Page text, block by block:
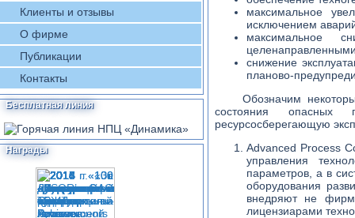
Клиенты и отзывы
О фирме
Публикации
Контакты
Бесплатная линия
Награды
максимальное
исключением
максимальное
снижение
планово-
Обозначим
состояния опасных
ресурсосберегающую
Advanced Process
управления
параметров, а в
оборудования
внедряют не
лицензиарами